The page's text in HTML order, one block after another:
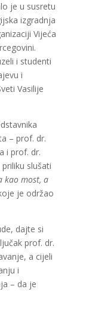
je u susretu
izgradnja
Vijeća
i studenti
i
Vasilije
– prof. dr.
i prof. dr.
slušati
kao most, a
je održao
dajte si
prof. dr.
a cijeli
i
– da je